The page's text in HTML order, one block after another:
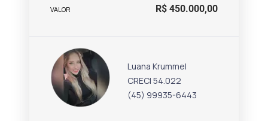
VALOR R$ 450.000,00
Luana Krummel
CRECI 54.022
(45) 99935-6443